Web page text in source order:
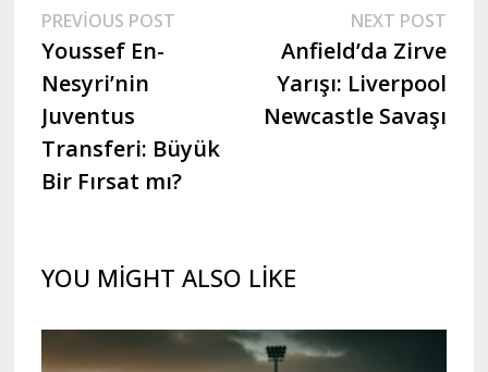
Yazı
gezinmesi
PREVIOUS POSTPrevious
Youssef En-
Nesyri’nin
Juventus
Transferi: Büyük
Bir Fırsat mı?
NEXT POST
Anfield’da Zirve
Yarışı: Liverpool
Newcastle Savaşı
YOU MIGHT ALSO LIKE